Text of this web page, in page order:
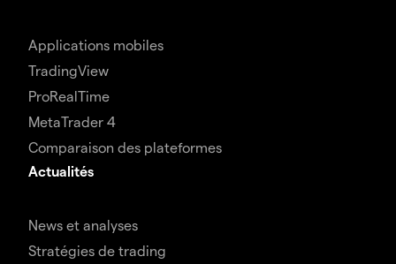
Applications mobiles
TradingView
ProRealTime
MetaTrader 4
Comparaison des plateformes
Actualités
News et analyses
Stratégies de trading